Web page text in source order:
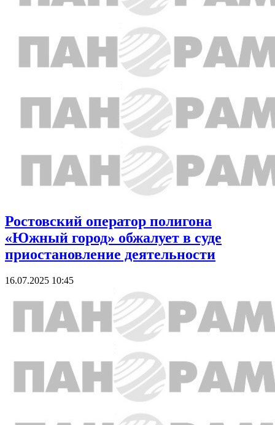
Ростовский оператор полигона
«Южный город» обжалует в суде
приостановление деятельности
16.07.2025 10:45